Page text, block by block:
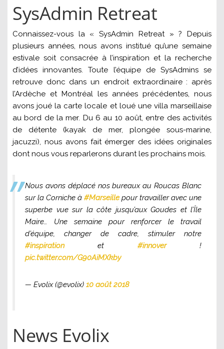
SysAdmin Retreat
Connaissez-vous la « SysAdmin Retreat » ? Depuis
plusieurs années, nous avons institué qu’une semaine
estivale soit consacrée à l’inspiration et la recherche
d’idées innovantes. Toute l’équipe de SysAdmins se
retrouve donc dans un endroit extraordinaire : après
l’Ardèche et Montréal les années précédentes, nous
avons joué la carte locale et loué une villa marseillaise
au bord de la mer. Du 6 au 10 août, entre des activités
de détente (kayak de mer, plongée sous-marine,
jacuzzi), nous avons fait émerger des idées originales
dont nous vous reparlerons durant les prochains mois.
Nous avons déplacé nos bureaux au Roucas Blanc
sur la Corniche à #Marseillepour travailler avec une
superbe vue sur la côte jusqu’aux Goudes et l’Île
Maire… Une semaine pour renforcer le travail
d’équipe, changer de cadre, stimuler notre
#inspirationet #innover!
pic.twitter.com/G90AiMXkby
— Evolix (@evolix) 10 août 2018
News Evolix